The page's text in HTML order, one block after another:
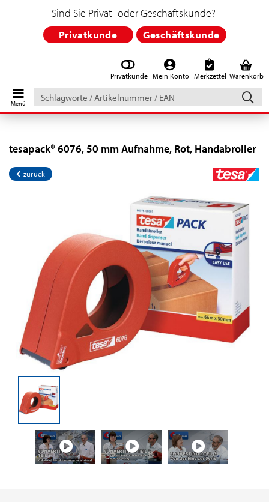
Privatkunde Mein Konto Merkzettel Warenkorb
Schlagworte
/
Artikelnummer
EAN
Sind Sie Privat- oder Geschäftskunde?
Privatkunde Geschäftskunde
tesapack® 6076, 50 mm Aufnahme, Rot, Handabroller
zurück